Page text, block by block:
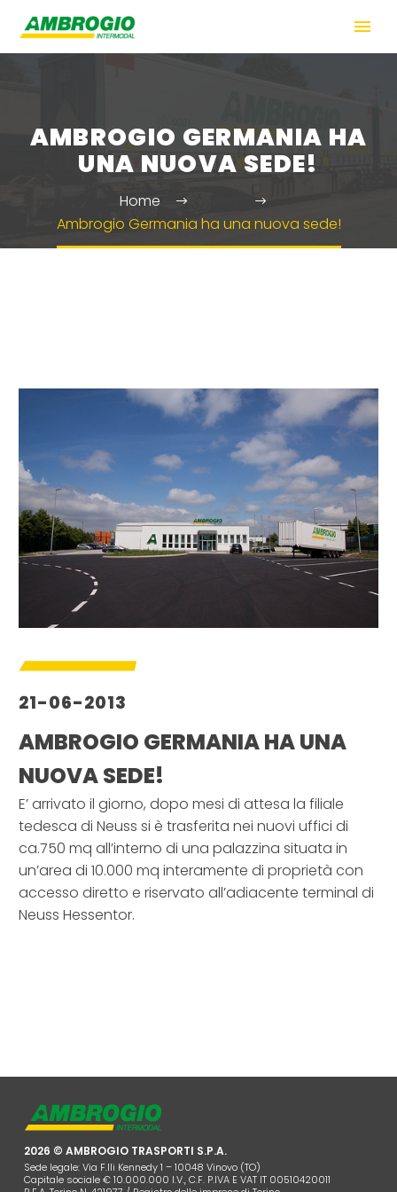
AMBROGIO GERMANIA HA
UNA NUOVA SEDE!
Home
Ambrogio Germania ha una nuova sede!
21-06-2013
AMBROGIO GERMANIA HA UNA
NUOVA SEDE!
E’ arrivato il giorno, dopo mesi di attesa la filiale
tedesca di Neuss si è trasferita nei nuovi uffici di
ca.750 mq all’interno di una palazzina situata in
un’area di 10.000 mq interamente di proprietà con
accesso diretto e riservato all’adiacente terminal di
Neuss Hessentor.
2026 © AMBROGIO TRASPORTI S.P.A.
Sede legale: Via F.lli Kennedy 1 – 10048 Vinovo (TO)
Capitale sociale € 10.000.000 I.V., C.F. P.IVA E VAT IT 00510420011